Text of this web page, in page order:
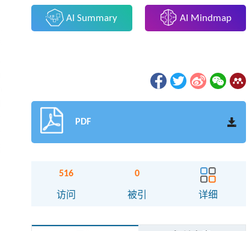
AI Summary AI Mindmap
PDF
516
访问
0
被引 详细